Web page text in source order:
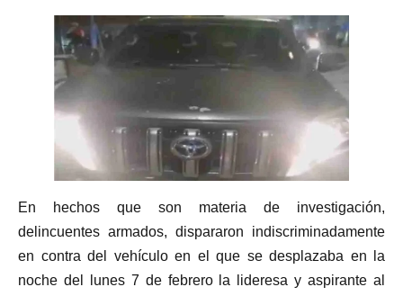
En hechos que son materia de investigación,
delincuentes armados, dispararon indiscriminadamente
en contra del vehículo en el que se desplazaba en la
noche del lunes 7 de febrero la lideresa y aspirante al